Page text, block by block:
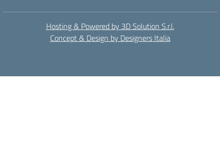
Hosting & Powered by 3D Solution S.r.l.
Concept & Design by Designers Italia